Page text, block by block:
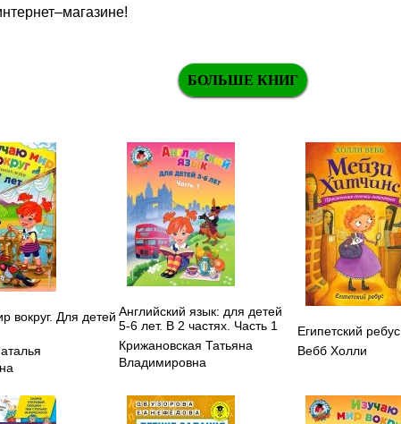
БОЛЬШЕ КНИГ
вокруг. Для детей Английский язык: для детей
5-6 лет. В 2 частях. Часть 1
Крижановская Татьяна
Владимировна
Египетский ребус
Вебб Холли